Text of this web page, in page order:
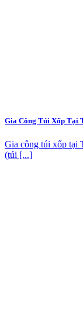
Gia Công Túi Xốp Tại
Gia công túi xốp tại
(túi [...]